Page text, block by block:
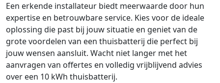
Een erkende installateur biedt meerwaarde door hun
expertise en betrouwbare service. Kies voor de ideale
oplossing die past bij jouw situatie en geniet van de
grote voordelen van een thuisbatterij die perfect bij
jouw wensen aansluit. Wacht niet langer met het
aanvragen van offertes en volledig vrijblijvend advies
over een 10 kWh thuisbatterij.